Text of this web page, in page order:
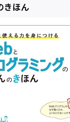
きほん